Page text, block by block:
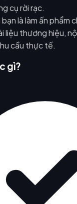
cụ rời rạc.
là làm ấn phẩm
liệu thương hiệu,
cầu thực tế.
gì?